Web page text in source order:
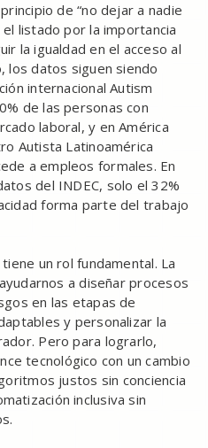
de “no dejar a nadie
listado por la importancia
la igualdad en el acceso al
los datos siguen siendo
internacional Autism
de las personas con
laboral, y en América
Autista Latinoamérica
a empleos formales. En
del INDEC, solo el 32%
forma parte del trabajo
un rol fundamental. La
a diseñar procesos
en las etapas de
y personalizar la
Pero para lograrlo,
tecnológico con un cambio
justos sin conciencia
inclusiva sin